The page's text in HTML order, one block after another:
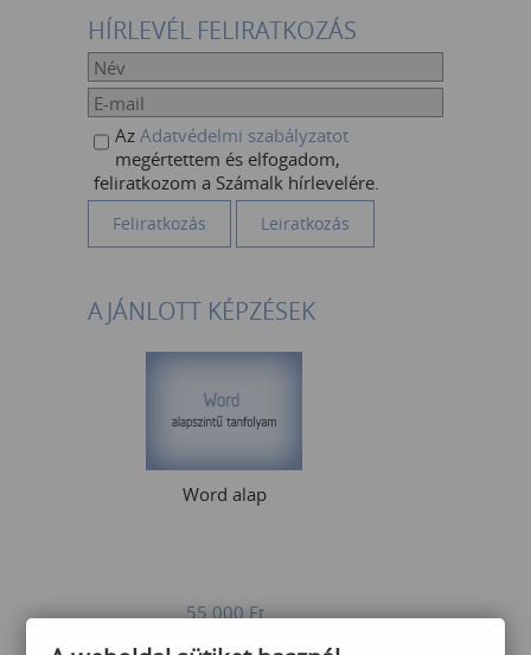
HÍRLEVÉL FELIRATKOZÁS
Az Adatvédelmi szabályzatot
megértettem és elfogadom,
feliratkozom a Számalk hírlevelére.
AJÁNLOTT KÉPZÉSEK
Word alap
55 000Ft